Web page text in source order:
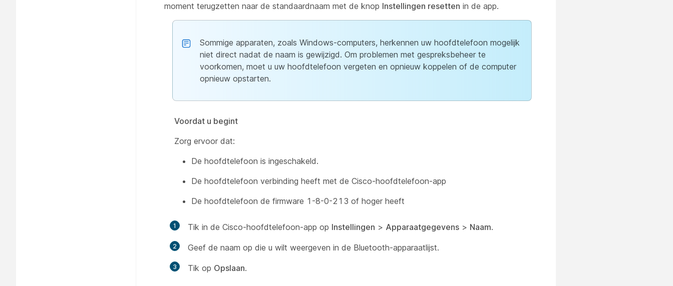
moment terugzetten naar de standaardnaam met de knop Instellingen resetten in de app.
Sommige apparaten, zoals Windows-computers, herkennen uw hoofdtelefoon mogelijk
niet direct nadat de naam is gewijzigd. Om problemen met gespreksbeheer te
voorkomen, moet u uw hoofdtelefoon vergeten en opnieuw koppelen of de computer
opnieuw opstarten.
Voordat u begint
Zorg ervoor dat:
De hoofdtelefoon is ingeschakeld.
De hoofdtelefoon verbinding heeft met de Cisco-hoofdtelefoon-app
De hoofdtelefoon de firmware 1-8-0-213 of hoger heeft
1 Tik in de Cisco-hoofdtelefoon-app op Instellingen > Apparaatgegevens > Naam.
2 Geef de naam op die u wilt weergeven in de Bluetooth-apparaatlijst.
3 Tik op Opslaan.